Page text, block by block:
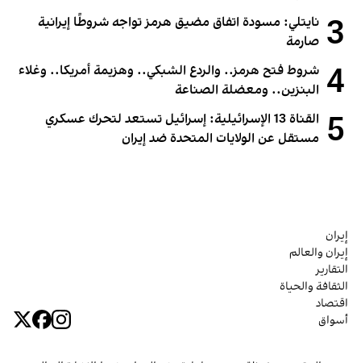
3 نايتلي: مسودة اتفاق مضيق هرمز تواجه شروطًا إيرانية
صارمة
4 شروط فتح هرمز.. والردع الشبكي.. وهزيمة أمريكا.. وغلاء
البنزين.. ومعضلة الصناعة
5
القناة 13 الإسرائيلية: إسرائيل تستعد لتحرك عسكري
مستقل عن الولايات المتحدة ضد إيران
إيران
إيران والعالم
التقارير
الثقافة والحياة
اقتصاد
أسواق